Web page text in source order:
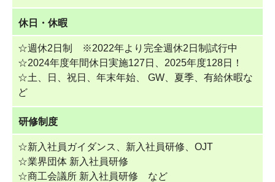
休日・休暇
☆週休2日制 ※2022年より完全週休2日制試行中
☆2024年度年間休日実施127日、2025年度128日！
☆土、日、祝日、年末年始、 GW、夏季、有給休暇な
ど
研修制度
☆新入社員ガイダンス、新入社員研修、OJT
☆業界団体 新入社員研修
☆商工会議所 新入社員研修 など